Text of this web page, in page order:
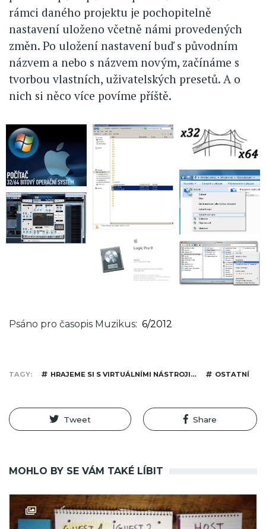
rámci daného projektu je pochopitelně
nastavení uloženo včetně námi provedených
změn. Po uložení nastavení buď s původním
názvem a nebo s názvem novým, začínáme s
tvorbou vlastních, uživatelských presetů. A o
nich si něco více povíme příště.
Psáno pro časopis Muzikus 6/2012
TAGY HRAJEME SI S VIRTUÁLNÍMI NÁSTROJI… OSTATNÍ
Tweet Share
MOHLO BY SE VÁM TAKÉ LÍBIT